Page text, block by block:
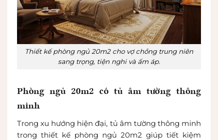
Thiết kế phòng ngủ 20m2 cho vợ chồng trung niên
sang trọng, tiện nghi và ấm áp.
Phòng ngủ 20m2 có tủ âm tường thông
minh
Trong xu hướng hiện đại, tủ âm tường thông minh
trong thiết kế phòng ngủ 20m2 giúp tiết kiệm